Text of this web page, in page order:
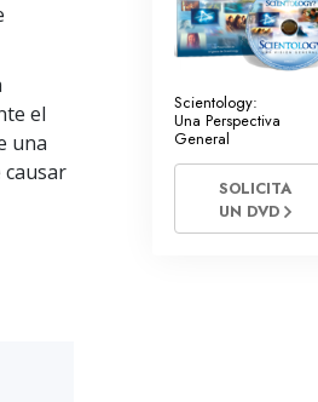
La Causa de la Supresión
Los Fundamentos de la Organización
el
una
Scientology:
Una Perspectiva
General
SOLICITA
UN DVD